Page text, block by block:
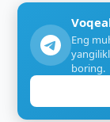
Eng
boring.